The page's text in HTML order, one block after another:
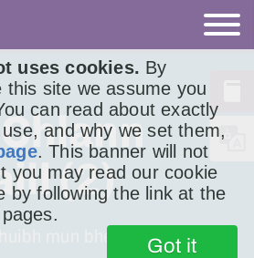
uses cookies. By
this site we assume you
can read about exactly
and why we set them,
. This banner will not
you may read our cookie
by following the link at the
Got it
(2)
mun bheul-aithris co-